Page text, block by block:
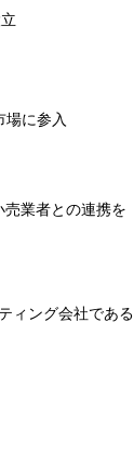
に参入
業者との連携を
ィング会社である